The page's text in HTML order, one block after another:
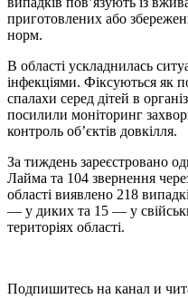
приготовлених або
норм.
В області ускладнилась
інфекціями. Фіксуються як
спалахи серед дітей в
посилили моніторинг
контроль об’єктів довкілля.
За тиждень зареєстровано
Лайма та 104 звернення
області виявлено 218
— у диких та 15 — у
територіях області.
Подпишитесь на канал и